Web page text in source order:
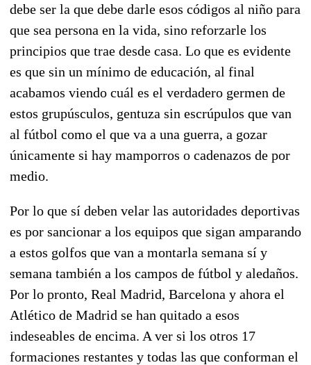
debe ser la que debe darle esos códigos al niño para
que sea persona en la vida, sino reforzarle los
principios que trae desde casa. Lo que es evidente
es que sin un mínimo de educación, al final
acabamos viendo cuál es el verdadero germen de
estos grupúsculos, gentuza sin escrúpulos que van
al fútbol como el que va a una guerra, a gozar
únicamente si hay mamporros o cadenazos de por
medio.
Por lo que sí deben velar las autoridades deportivas
es por sancionar a los equipos que sigan amparando
a estos golfos que van a montarla semana sí y
semana también a los campos de fútbol y aledaños.
Por lo pronto, Real Madrid, Barcelona y ahora el
Atlético de Madrid se han quitado a esos
indeseables de encima. A ver si los otros 17
formaciones restantes y todas las que conforman el